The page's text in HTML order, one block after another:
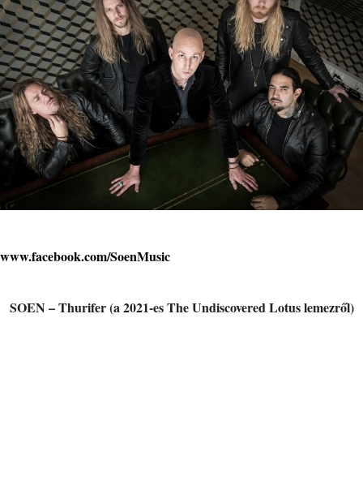
www.facebook.com/SoenMusic
SOEN – Thurifer (a 2021-es The Undiscovered Lotus lemezről)